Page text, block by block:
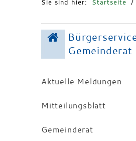
Sie sind hier: Startseite /
Gemeinderat
Aktuelle Meldungen
Mitteilungsblatt
Gemeinderat